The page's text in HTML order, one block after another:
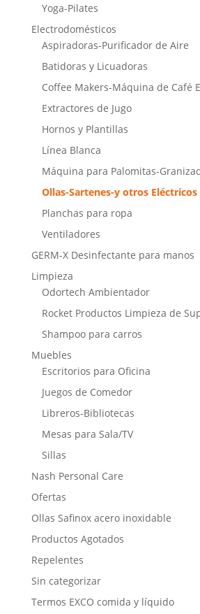
Yoga-Pilates
Electrodomésticos
Aspiradoras-Purificador de Aire
Batidoras y Licuadoras
Coffee Makers-Máquina de Café
Extractores de Jugo
Hornos y Plantillas
Línea Blanca
Máquina para Palomitas-
Ollas-Sartenes-y otros Eléctricos
Planchas para ropa
Ventiladores
GERM-X Desinfectante para manos
Limpieza
Odortech Ambientador
Rocket Productos Limpieza de
Shampoo para carros
Muebles
Escritorios para Oficina
Juegos de Comedor
Libreros-Bibliotecas
Mesas para Sala/TV
Sillas
Nash Personal Care
Ofertas
Ollas Safinox acero inoxidable
Productos Agotados
Repelentes
Sin categorizar
Termos EXCO comida y líquido